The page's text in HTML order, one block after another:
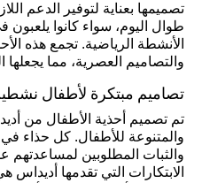
تصميمها بعناية لتوفير الدعم
طوال اليوم، سواء كانوا
الأنشطة الرياضية. تجمع هذه
والتصاميم العصرية، مما يجعلها
تصاميم مبتكرة لأطفال
تم تصميم أحذية الأطفال من
والمتنوعة للأطفال. كل حذاء
والثبات المطلوبين لمساعدتهم
الابتكارات التي تقدمها